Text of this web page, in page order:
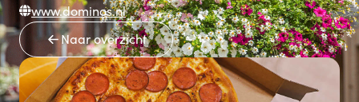
www.dominos.nl
Naar overzicht